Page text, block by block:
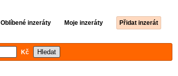
Oblíbené inzeráty Moje inzeráty Přidat inzerát
Kč